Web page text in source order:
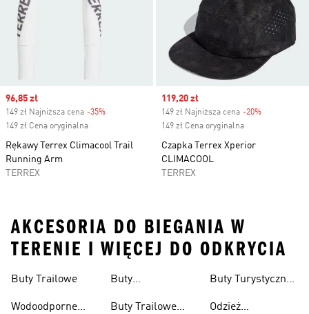
Sale price
96,85 zł
149 zł Najniższa cena -35%
149 zł Cena oryginalna
Rękawy Terrex Climacool Trail
Running Arm
TERREX
Sale price
119,20 zł
149 zł Najniższa cena -20%
149 zł Cena oryginalna
Czapka Terrex Xperior
CLIMACOOL
TERREX
AKCESORIA DO BIEGANIA W
TERENIE I WIĘCEJ DO ODKRYCIA
Buty Trailowe
Wodoodporne
Buty
Buty Trailowe
Buty Turystyczne
Odzież